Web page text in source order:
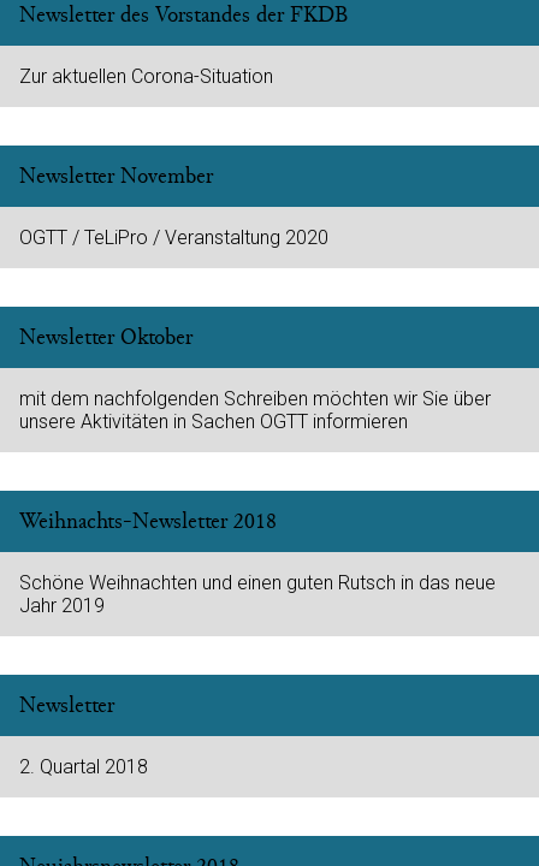
Newsletter des Vorstandes der FKDB
Zur aktuellen Corona-Situation
Newsletter November
OGTT / TeLiPro / Veranstaltung 2020
Newsletter Oktober
mit dem nachfolgenden Schreiben möchten wir Sie über
unsere Aktivitäten in Sachen OGTT informieren
Weihnachts-Newsletter 2018
Schöne Weihnachten und einen guten Rutsch in das neue
Jahr 2019
Newsletter
2. Quartal 2018